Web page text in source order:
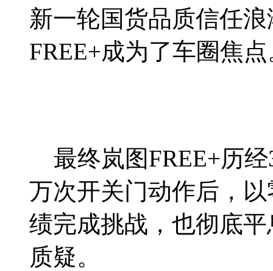
新一轮国货品质信任
FREE+成为了车圈焦
最终岚图FREE+历
万次开关门动作后，
绩完成挑战，也彻底
质疑。